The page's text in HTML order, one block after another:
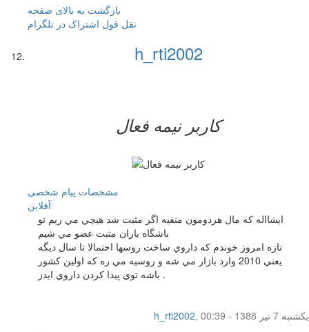
بازگشت به بالای صفحه
نقل قول اشتراک در تلگرام
h_rti2002
کاربر نيمه فعال
مشخصات پیام شخصی
آفلاين
ايشااله كه مال هردومون منفيه اگر مثبت شد هيچي مي ريم تو
باشگاه ياران مثبت عضو مي شيم
تازه امروز خوندم كه داروي ساخت روسها احتمالا تا سال ديگه
يعني 2010 وارد بازار مي شه و روسيه مي ره كه اولين كشور
باشه توي پيدا كردن داروي ايدز .
h_rti2002,
یکشنبه 7 تیر 1388 - 00:39